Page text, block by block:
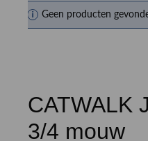
Geen producten
CATWALK
3/4 mouw